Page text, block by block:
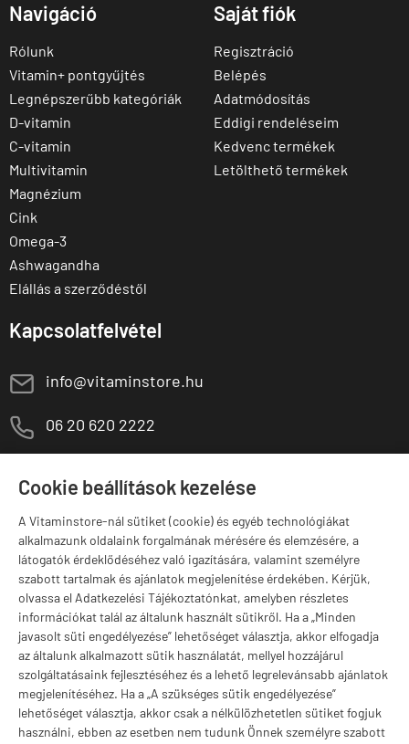
Cookie beállítások kezelése
A Vitaminstore-nál sütiket (cookie) és egyéb technológiákat
alkalmazunk oldalaink forgalmának mérésére és elemzésére, a
látogatók érdeklődéséhez való igazítására, valamint személyre
szabott tartalmak és ajánlatok megjelenítése érdekében. Kérjük,
olvassa el Adatkezelési Tájékoztatónkat, amelyben részletes
információkat talál az általunk használt sütikről. Ha a „Minden
javasolt süti engedélyezése” lehetőséget választja, akkor elfogadja
az általunk alkalmazott sütik használatát, mellyel hozzájárul
szolgáltatásaink fejlesztéséhez és a lehető legrelevánsabb ajánlatok
megjelenítéséhez. Ha a „A szükséges sütik engedélyezése”
lehetőséget választja, akkor csak a nélkülözhetetlen sütiket fogjuk
használni, ebben az esetben nem tudunk Önnek személyre szabott
Navigáció
Rólunk
Vitamin+ pontgyűjtés
Legnépszerűbb kategóriák
D-vitamin
C-vitamin
Multivitamin
Magnézium
Cink
Omega-3
Ashwagandha
Elállás a szerződéstől
Saját fiók
Regisztráció
Belépés
Adatmódosítás
Eddigi rendeléseim
Kedvenc termékek
Letölthető termékek
Kapcsolatfelvétel
E info@vitaminstore.hu
M 06 20 620 2222
Szugló u. 83-85.
Márkák
Valuta választás